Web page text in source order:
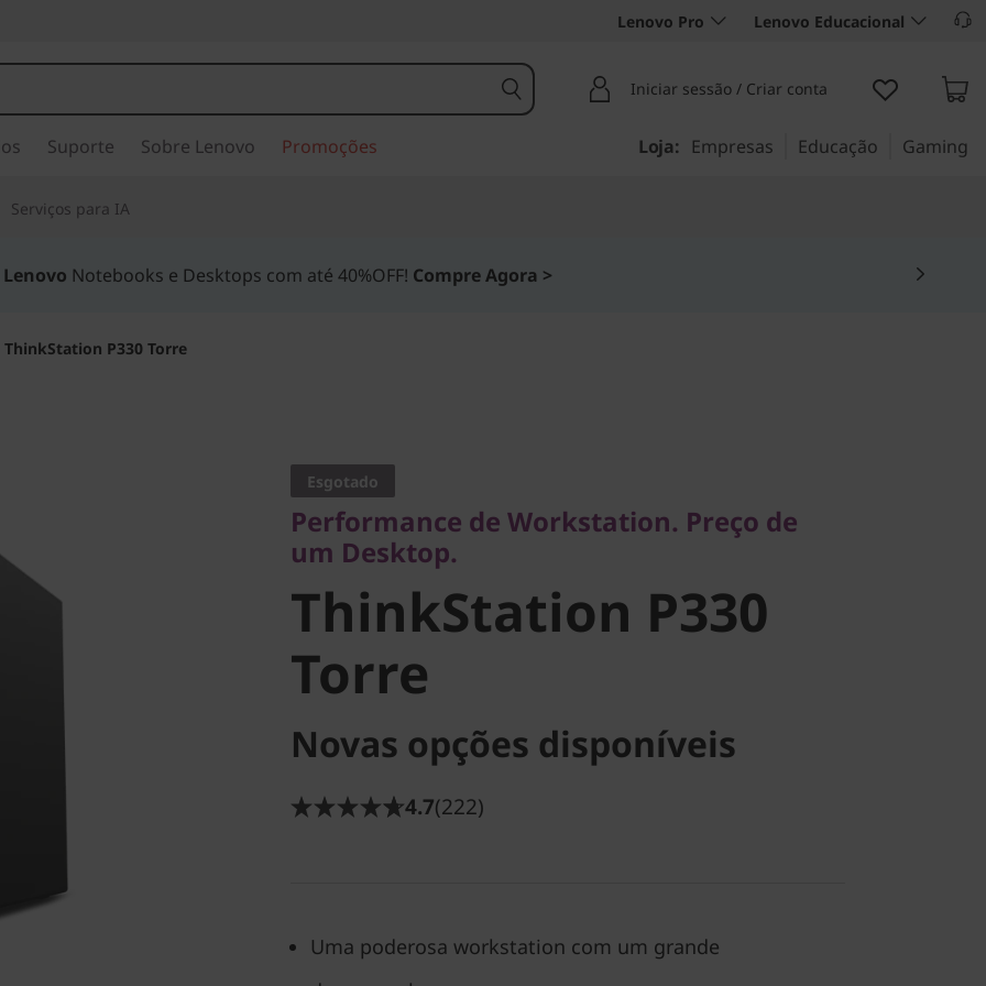
Lenovo Pro Lenovo Educacional
Iniciar sessão / Criar conta
Suporte Sobre Lenovo Promoções Loja: Empresas Educação Gaming
Serviços para IA
Notebooks e Desktops com até 40%OFF! Compre Agora >
ThinkStation P330 Torre
um Desktop.
ThinkStation P330
Torre
Esgotado
Performance de Workstation. Preço de
um Desktop.
ThinkStation P330
Torre
Novas opções disponíveis
4.7(222)
Uma poderosa workstation com um grande